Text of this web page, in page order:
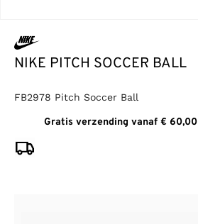
NIKE PITCH SOCCER BALL
FB2978 Pitch Soccer Ball
Gratis verzending vanaf € 60,00